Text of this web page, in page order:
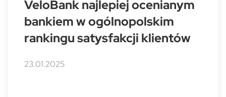
VeloBank najlepiej ocenianym
bankiem w ogólnopolskim
rankingu satysfakcji klientów
23.01.2025